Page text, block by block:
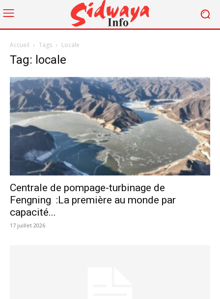
Accueil Tags Locale
Tag: locale
Centrale de pompage-turbinage de
Fengning :La première au monde par
capacité...
17 juillet 2026